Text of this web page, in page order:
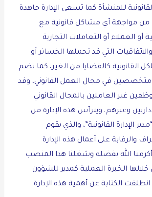
للمنشأة كما تسعى الإدارة جاهدة
من مواجهة أي مشاكل قانونية مع
أو العملاء أو التعاملات التجارية
التي قد تحملها الخسائر أو
القانونية كالقضايا من الغير، كما تضم
متخصصين في مجال العمل القانوني، وقد
غير العاملين بالمجال القانوني
وغيرهم، ويترأس هذه الإدارة من
الإدارة القانونية”، والذي يقوم
والرقابة على أعمال هذه الإدارة
الله بفضله وشغلنا هذا المنصب
الخبرة العملية كمدير للشؤون
انطلقت الكتابة عن أهمية هذه الإدارة.